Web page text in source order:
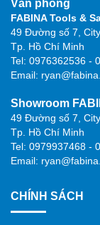
Văn phòng
FABINA Tools &
49 Đường số 7,
Tp. Hồ Chí Minh
Tel: 0976362536 -
Email:
Showroom
49 Đường số 7,
Tp. Hồ Chí Minh
Tel: 0979937468 -
Email:
CHÍNH SÁCH